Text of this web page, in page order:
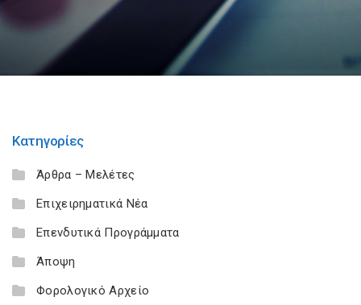
Κατηγορίες
Άρθρα – Μελέτες
Επιχειρηματικά Νέα
Επενδυτικά Προγράμματα
Άποψη
Φορολογικό Αρχείο